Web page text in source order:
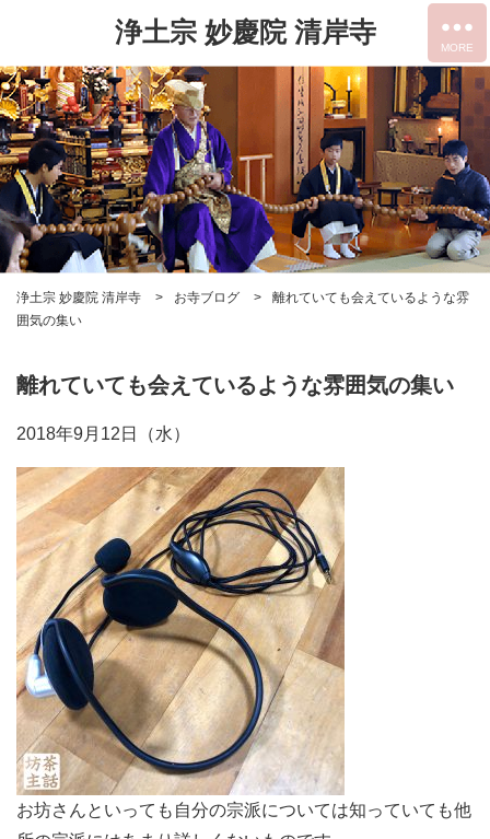
浄土宗 妙慶院 清岸寺
浄土宗 妙慶院 清岸寺 お寺ブログ
離れていても会えているような雰
囲気の集い
離れていても会えているような雰囲気の集い
2018年9月12日（水）
お坊さんといっても自分の宗派については知っていても他